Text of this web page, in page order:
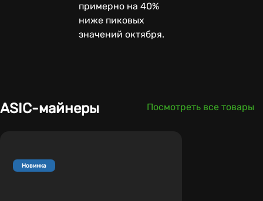
примерно на 40%
ниже пиковых
значений октября.
ASIC-майнеры Посмотреть все товары
Новинка